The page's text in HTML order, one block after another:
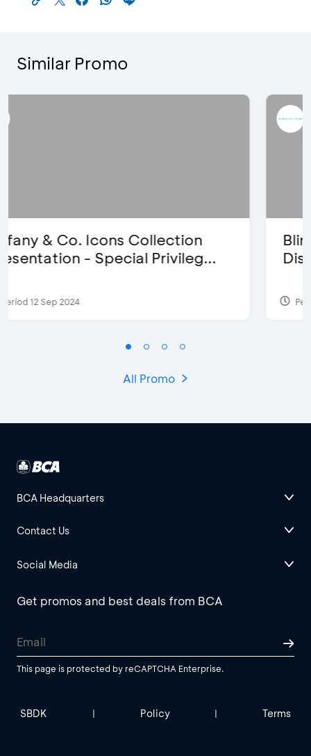
Similar Promo
Blink Beauty Clinic - 25%
Discount & Special Bonus
Period 27 Mar 2025 - 31 Aug 2026
All Promo
BCA Headquarters
Contact Us
Social Media
Get promos and best deals from BCA
This page is protected by reCAPTCHA Enterprise.
SBDK | Policy | Terms